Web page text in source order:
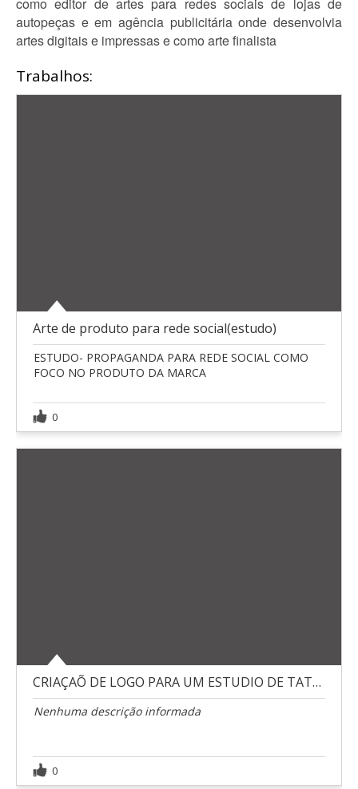
autopeças e em agência publicitária onde desenvolvia
artes digitais e impressas e como arte finalista
Trabalhos:
Arte de produto para rede social(estudo)
ESTUDO- PROPAGANDA PARA REDE SOCIAL COMO
FOCO NO PRODUTO DA MARCA
0
CRIAÇAÕ DE LOGO PARA UM ESTUDIO DE TATUAGEM
Nenhuma descrição informada
0